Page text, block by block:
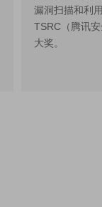
漏洞扫描和利
TSRC（腾讯
大奖。